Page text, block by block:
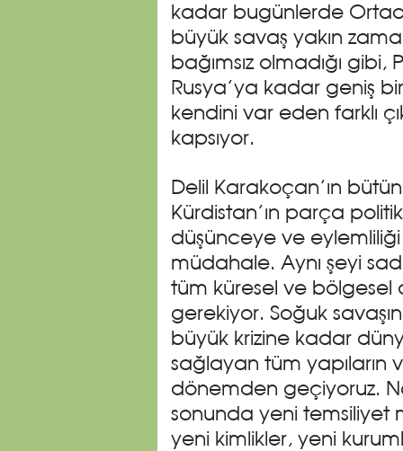
kadar bugünlerde
büyük savaş yakın
bağımsız olmadığı
Rusya’ya kadar geniş
kendini var eden farklı
kapsıyor.
Delil Karakoçan’ın
Kürdistan’ın parça
düşünceye ve eylemliliği
müdahale. Aynı şeyi
tüm küresel ve bölgesel
gerekiyor. Soğuk
büyük krizine kadar
sağlayan tüm yapıların
dönemden geçiyoruz.
sonunda yeni temsiliyet
yeni kimlikler, yeni